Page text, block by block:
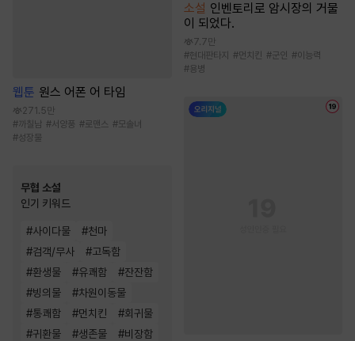
웹툰 원스 어폰 어 타임
271.5만
#까칠남 #서양풍 #로맨스 #모솔녀
#성장물
무협 소설
인기 키워드
#사이다물 #천마
#검객/무사 #고독함
#환생물 #유쾌함 #잔잔함
#빙의물 #차원이동물
#통쾌함 #먼치킨 #회귀물
#귀환물 #생존물 #비장함
소설 인벤토리로 암시장의 거물
이 되었다.
7.7만
#현대판타지 #먼치킨 #군인 #이능력
#용병